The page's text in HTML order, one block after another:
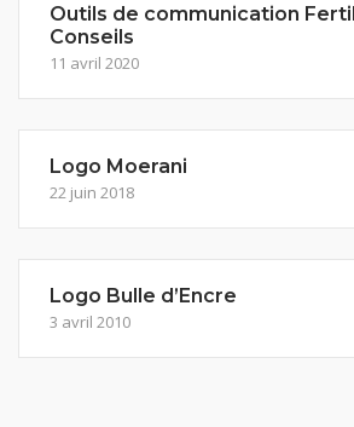
Outils de communication
Conseils
11 avril 2020
Logo Moerani
22 juin 2018
Logo Bulle d’Encre
3 avril 2010